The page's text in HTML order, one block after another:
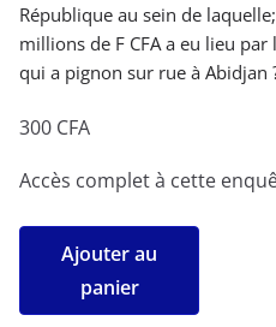
République au sein de
millions de F CFA a eu lieu
qui a pignon sur rue à Abidjan
300 CFA
Accès complet à cette
quantité
Quelle
Ajouter au
panier